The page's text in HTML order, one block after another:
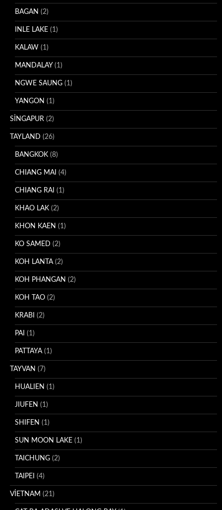
BAGAN (2)
INLE LAKE (1)
KALAW (1)
MANDALAY (1)
NGWE SAUNG (1)
YANGON (1)
SİNGAPUR (2)
TAYLAND (26)
BANGKOK (8)
CHIANG MAI (4)
CHIANG RAI (1)
KHAO LAK (2)
KHON KAEN (1)
KO SAMED (2)
KOH LANTA (2)
KOH PHANGAN (2)
KOH TAO (2)
KRABI (2)
PAI (1)
PATTAYA (1)
TAYVAN (7)
HUALIEN (1)
JIUFEN (1)
SHIFEN (1)
SUN MOON LAKE (1)
TAICHUNG (2)
TAIPEI (4)
VİETNAM (21)